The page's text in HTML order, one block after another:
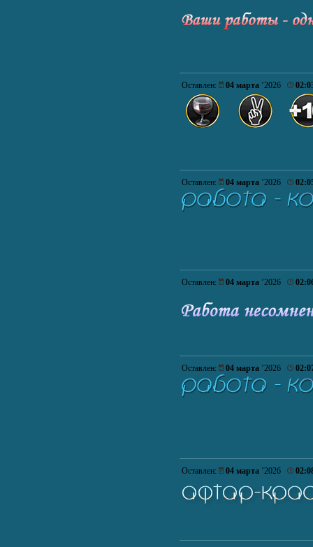
Оставлен: 04 марта ’2026
Оставлен: 04 марта ’2026
Оставлен: 04 марта ’2026
Оставлен: 04 марта ’2026
Оставлен: 04 марта ’2026